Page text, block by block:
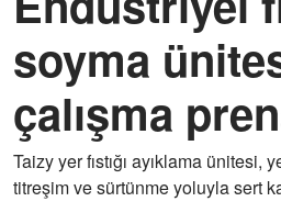
soyma
çalışma
Taizy yer fıstığı ayıklama ünitesi,
titreşim ve sürtünme yoluyla sert